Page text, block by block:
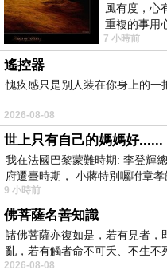
風有度，心
重複的事用
所以開心就
7 小時前
遙控器
愧疚感只是别人装在你身上的一
2026-08-08
世上只有自己的媽媽好......
我在法國巴黎蒙難時期: 李登輝
府遷臺時期， 小蔣特別囑咐章
9 小時前
佛菩薩名善知識
諸佛菩薩亦復如是，若有見者
亂，若有觸者命不可夭、不生不
受
2026-08-08